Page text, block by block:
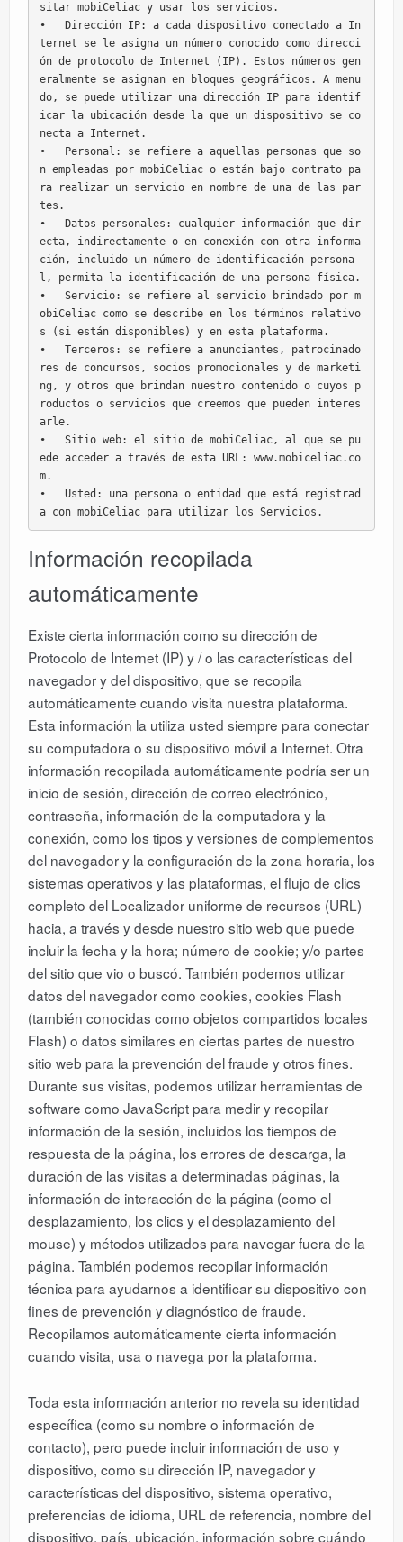
sitar mobiCeliac y usar los servicios.
•   Dirección IP: a cada dispositivo conectado a In
ternet se le asigna un número conocido como direcci
ón de protocolo de Internet (IP). Estos números gen
eralmente se asignan en bloques geográficos. A menu
do, se puede utilizar una dirección IP para identif
icar la ubicación desde la que un dispositivo se co
necta a Internet.
•   Personal: se refiere a aquellas personas que so
n empleadas por mobiCeliac o están bajo contrato pa
ra realizar un servicio en nombre de una de las par
tes.
•   Datos personales: cualquier información que dir
ecta, indirectamente o en conexión con otra informa
ción, incluido un número de identificación persona
l, permita la identificación de una persona física.
•   Servicio: se refiere al servicio brindado por m
obiCeliac como se describe en los términos relativo
s (si están disponibles) y en esta plataforma.
•   Terceros: se refiere a anunciantes, patrocinado
res de concursos, socios promocionales y de marketi
ng, y otros que brindan nuestro contenido o cuyos p
roductos o servicios que creemos que pueden interes
arle.
•   Sitio web: el sitio de mobiCeliac, al que se pu
ede acceder a través de esta URL: www.mobiceliac.co
m.
•   Usted: una persona o entidad que está registrad
a con mobiCeliac para utilizar los Servicios.
Información recopilada
automáticamente
Existe cierta información como su dirección de
Protocolo de Internet (IP) y / o las características del
navegador y del dispositivo, que se recopila
automáticamente cuando visita nuestra plataforma.
Esta información la utiliza usted siempre para conectar
su computadora o su dispositivo móvil a Internet. Otra
información recopilada automáticamente podría ser un
inicio de sesión, dirección de correo electrónico,
contraseña, información de la computadora y la
conexión, como los tipos y versiones de complementos
del navegador y la configuración de la zona horaria, los
sistemas operativos y las plataformas, el flujo de clics
completo del Localizador uniforme de recursos (URL)
hacia, a través y desde nuestro sitio web que puede
incluir la fecha y la hora; número de cookie; y/o partes
del sitio que vio o buscó. También podemos utilizar
datos del navegador como cookies, cookies Flash
(también conocidas como objetos compartidos locales
Flash) o datos similares en ciertas partes de nuestro
sitio web para la prevención del fraude y otros fines.
Durante sus visitas, podemos utilizar herramientas de
software como JavaScript para medir y recopilar
información de la sesión, incluidos los tiempos de
respuesta de la página, los errores de descarga, la
duración de las visitas a determinadas páginas, la
información de interacción de la página (como el
desplazamiento, los clics y el desplazamiento del
mouse) y métodos utilizados para navegar fuera de la
página. También podemos recopilar información
técnica para ayudarnos a identificar su dispositivo con
fines de prevención y diagnóstico de fraude.
Recopilamos automáticamente cierta información
cuando visita, usa o navega por la plataforma.
Toda esta información anterior no revela su identidad
específica (como su nombre o información de
contacto), pero puede incluir información de uso y
dispositivo, como su dirección IP, navegador y
características del dispositivo, sistema operativo,
preferencias de idioma, URL de referencia, nombre del
dispositivo, país, ubicación, información sobre cuándo